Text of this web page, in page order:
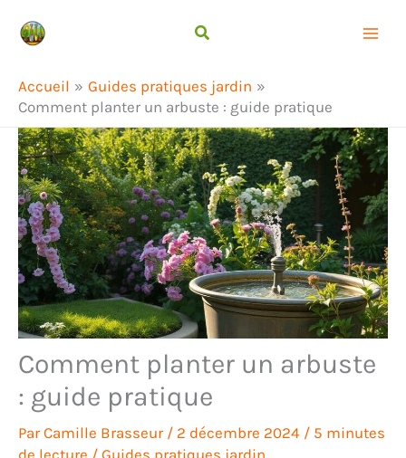
Accueil
Guides pratiques jardin
Comment planter un arbuste : guide pratique
Comment planter un arbuste
: guide pratique
ParCamille Brasseur / 2 décembre 2024 / 5 minutes